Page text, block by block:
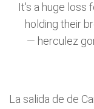
It's a huge loss
holding their
— herculez
La salida de de